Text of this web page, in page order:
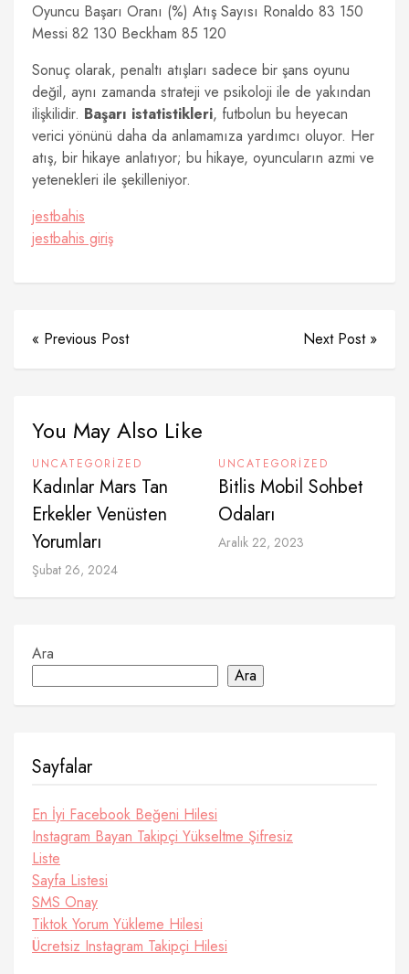
Oyuncu Başarı Oranı (%) Atış Sayısı Ronaldo 83 150
Messi 82 130 Beckham 85 120
Sonuç olarak, penaltı atışları sadece bir şans oyunu
değil, aynı zamanda strateji ve psikoloji ile de yakından
ilişkilidir. Başarı istatistikleri, futbolun bu heyecan
verici yönünü daha da anlamamıza yardımcı oluyor. Her
atış, bir hikaye anlatıyor; bu hikaye, oyuncuların azmi ve
yetenekleri ile şekilleniyor.
jestbahis
jestbahis giriş
« Previous Post Next Post »
You May Also Like
UNCATEGORIZED
Kadınlar Mars Tan
Erkekler Venüsten
Yorumları
Şubat 26, 2024
UNCATEGORIZED
Bitlis Mobil Sohbet
Odaları
Aralık 22, 2023
Ara
Ara
Sayfalar
En İyi Facebook Beğeni Hilesi
Instagram Bayan Takipçi Yükseltme Şifresiz
Liste
Sayfa Listesi
SMS Onay
Tiktok Yorum Yükleme Hilesi
Ücretsiz Instagram Takipçi Hilesi